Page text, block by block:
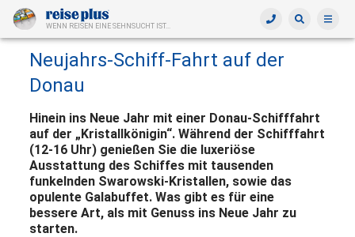
WENN REISEN EINE SEHNSUCHT IST...
Neujahrs-Schiff-Fahrt auf der
Donau
Hinein ins Neue Jahr mit einer Donau-Schifffahrt
auf der „Kristallkönigin“. Während der Schifffahrt
(12-16 Uhr) genießen Sie die luxeriöse
Ausstattung des Schiffes mit tausenden
funkelnden Swarowski-Kristallen, sowie das
opulente Galabuffet. Was gibt es für eine
bessere Art, als mit Genuss ins Neue Jahr zu
starten.